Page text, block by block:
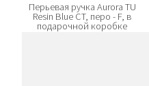
Перьевая ручка Aurora TU
Resin Blue CT, перо - F, в
подарочной коробке